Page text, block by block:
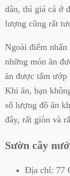
dân, thì giá cả ở
lượng cũng rất
Ngoài điểm nhấn
những món ăn
ăn được tẩm ướp
Khi ăn, bạn
số lượng đồ ăn
đây, rất giòn và
Sườn cây
Địa chỉ: 77